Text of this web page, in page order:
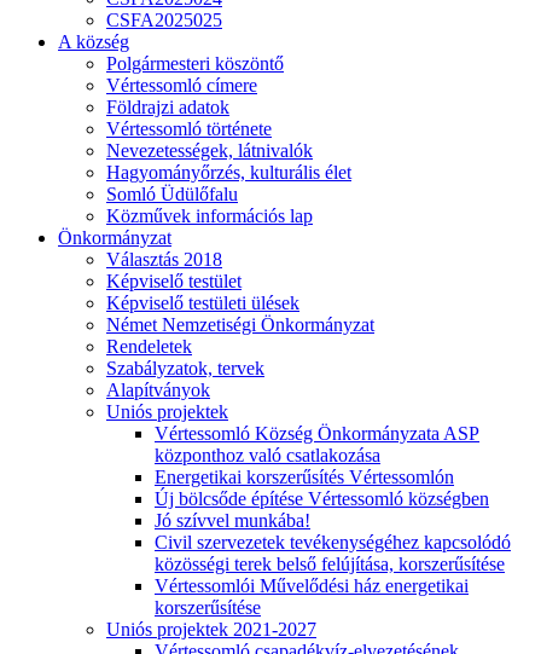
CSFA2025025
A község
Polgármesteri köszöntő
Vértessomló címere
Földrajzi adatok
Vértessomló története
Nevezetességek, látnivalók
Hagyományőrzés, kulturális élet
Somló Üdülőfalu
Közművek információs lap
Önkormányzat
Választás 2018
Képviselő testület
Képviselő testületi ülések
Német Nemzetiségi Önkormányzat
Rendeletek
Szabályzatok, tervek
Alapítványok
Uniós projektek
Vértessomló Község Önkormányzata ASP
központhoz való csatlakozása
Energetikai korszerűsítés Vértessomlón
Új bölcsőde építése Vértessomló községben
Jó szívvel munkába!
Civil szervezetek tevékenységéhez kapcsolódó
közösségi terek belső felújítása, korszerűsítése
Vértessomlói Művelődési ház energetikai
korszerűsítése
Uniós projektek 2021-2027